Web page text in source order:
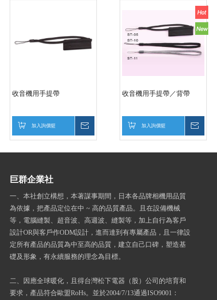
收音機用手提帶
加入詢價籃
收音機用手提帶／背帶
加入詢價籃
巨群企業社
一、本社創立構想，本著謀事期間，日本各品牌相機用品質
為依據，把產品定位在中 ~ 高的品質產品。且在設備機械
等，電腦縫製、超音波、高週波、縫製等，加上自行為客戶
設計OR與客戶作ODM設計，進而達到有專屬產品，且一律設
定所有產品的品質為中至高的品質，建立自己口碑，塑造基
礎及形象，有永續服務的理念為目標。
二、因應全球暖化，且得台灣松下電器（股）公司的培育和
要求，產品符合歐盟RoHs。並於2004/7/13通過ISO9001：